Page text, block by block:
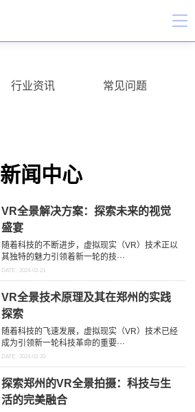
行业资讯 常见问题
新闻中心
VR全景解决方案：探索未来的视觉
盛宴
随着科技的不断进步，虚拟现实（VR）技术正以
其独特的魅力引领着新一轮的技···
DATE : 2024-02-21
VR全景技术原理及其在郑州的实践
探索
随着科技的飞速发展，虚拟现实（VR）技术已经
成为引领新一轮科技革命的重要···
DATE : 2024-02-20
探索郑州的VR全景拍摄：科技与生
活的完美融合